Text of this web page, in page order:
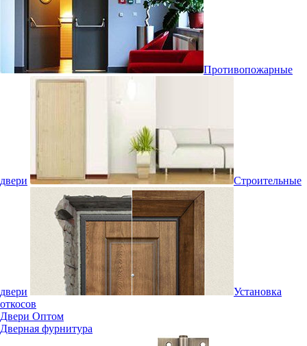
Противопожарные
двери Строительные
двери
Установка
откосов
Двери Оптом
Дверная фурнитура